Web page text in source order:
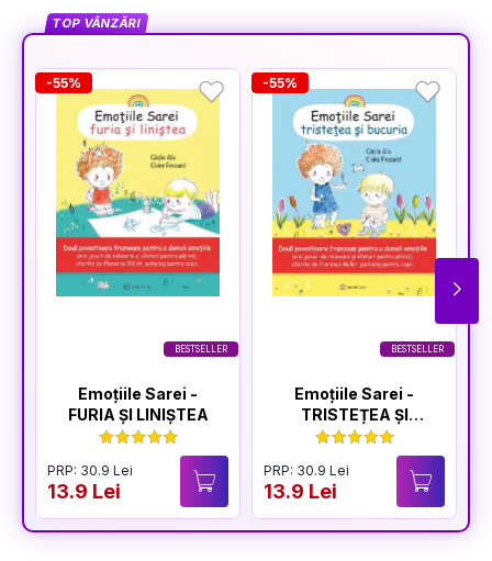
TOP VÂNZĂRI
BESTSELLER
-55%
Emoțiile Sarei -
FURIA ȘI LINIȘTEA
PRP: 30.9 Lei
13.9 Lei
BESTSELLER
-55%
Emoțiile Sarei -
TRISTEȚEA ȘI
BUCURIA
PRP: 30.9 Lei
13.9 Lei